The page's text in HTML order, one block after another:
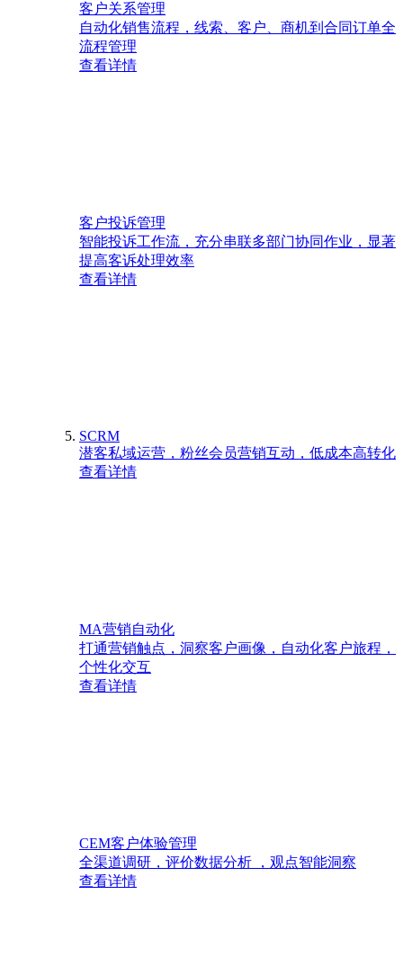
客户关系管理
自动化销售流程，线索、客户、商机到合同订单全
流程管理
查看详情
客户投诉管理
智能投诉工作流，充分串联多部门协同作业，显著
提高客诉处理效率
查看详情
SCRM
潜客私域运营，粉丝会员营销互动，低成本高转化
查看详情
MA营销自动化
打通营销触点，洞察客户画像，自动化客户旅程，
个性化交互
查看详情
CEM客户体验管理
全渠道调研，评价数据分析 ，观点智能洞察
查看详情